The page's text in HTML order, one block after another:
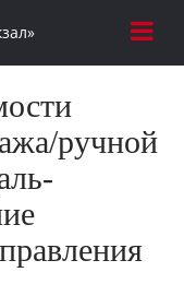
ручной